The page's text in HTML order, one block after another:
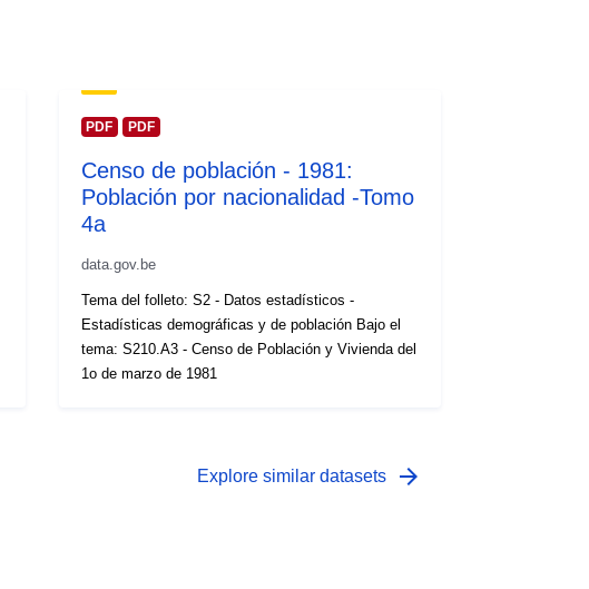
PDF PDF
Censo de población - 1981:
Población por nacionalidad -Tomo
4a
data.gov.be
Tema del folleto: S2 - Datos estadísticos -
Estadísticas demográficas y de población Bajo el
tema: S210.A3 - Censo de Población y Vivienda del
1o de marzo de 1981
Explore similar datasets arrow_forward